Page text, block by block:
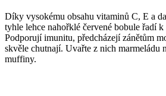
Díky vysokému obsahu vitaminů C, E a
tyhle lehce nahořklé červené bobule řadí k
Podporují imunitu, předcházejí zánětům
skvěle chutnají. Uvařte z nich marmeládu
muffiny.